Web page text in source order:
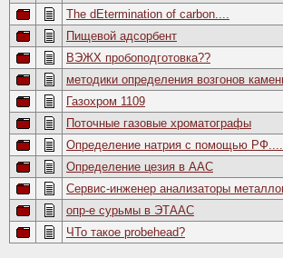
The dEtermination of carbon....
Пищевой адсорбент
ВЭЖХ пробоподготовка??
методики определения возгонов
Газохром 1109
Поточные газовые хроматографы
Определение натрия с помощью РФ....
Определение цезия в ААС
Сервис-инженер анализаторы
опр-е сурьмы в ЭТААС
ЧТо такое probehead?